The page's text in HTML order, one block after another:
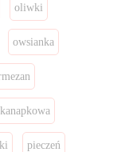
oliwki
owsianka
pieczeń